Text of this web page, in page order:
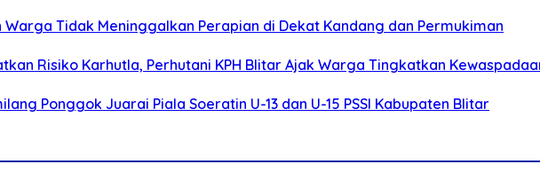
Tidak Meninggalkan Perapian di Dekat Kandang dan Permukiman
Risiko Karhutla, Perhutani KPH Blitar Ajak Warga Tingkatkan
Ponggok Juarai Piala Soeratin U-13 dan U-15 PSSI Kabupaten Blitar